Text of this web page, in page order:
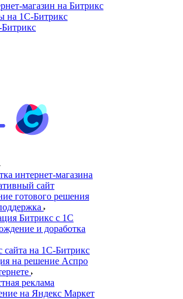
магазин на Битрикс
на 1С-Битрикс
интернет-магазина
сайт
готового решения
Битрикс с 1С
и доработка
сайта на 1С-Битрикс
на решение Аспро
реклама
на Яндекс Маркет